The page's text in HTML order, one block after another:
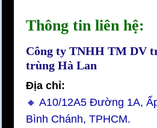
Thông tin liên hệ:
Công ty TNHH TM DV
trùng Hà Lan
Địa chỉ:
🔸 A10/12A5 Đường 1A,
Bình Chánh, TPHCM.